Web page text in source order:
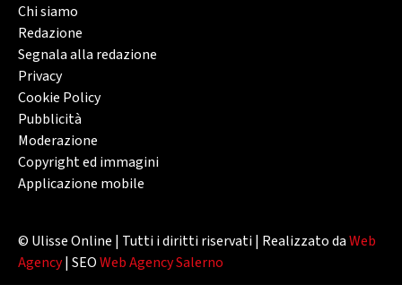
Chi siamo
Redazione
Segnala alla redazione
Privacy
Cookie Policy
Pubblicità
Moderazione
Copyright ed immagini
Applicazione mobile
© Ulisse Online | Tutti i diritti riservati | Realizzato daWeb
Agency| SEOWeb Agency Salerno